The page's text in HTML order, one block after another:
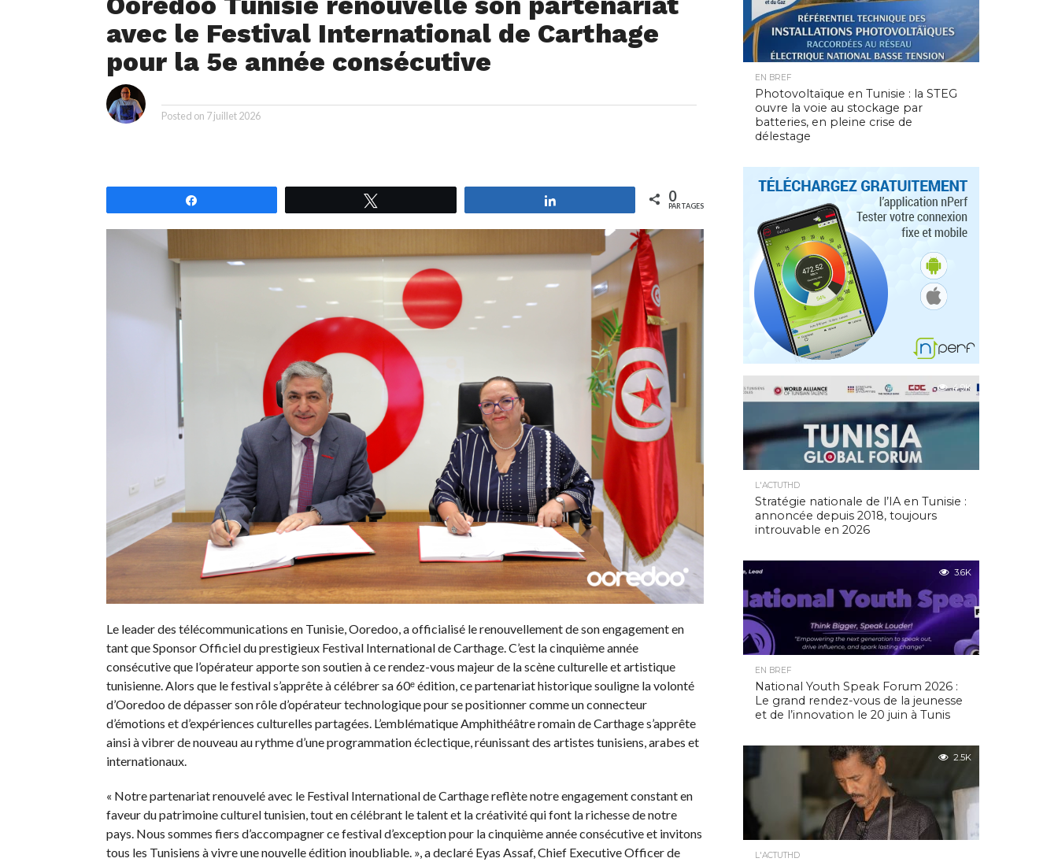
avec le Festival International de Carthage
pour la 5e année consécutive
Posted on 7 juillet 2026
0
PARTAGES
Le leader des télécommunications en Tunisie, Ooredoo, a officialisé le renouvellement de son engagement en
tant que Sponsor Officiel du prestigieux Festival International de Carthage. C’est la cinquième année
consécutive que l’opérateur apporte son soutien à ce rendez-vous majeur de la scène culturelle et artistique
tunisienne. Alors que le festival s’apprête à célébrer sa 60ᵉ édition, ce partenariat historique souligne la volonté
d’Ooredoo de dépasser son rôle d’opérateur technologique pour se positionner comme un connecteur
d’émotions et d’expériences culturelles partagées. L’emblématique Amphithéâtre romain de Carthage s’apprête
ainsi à vibrer de nouveau au rythme d’une programmation éclectique, réunissant des artistes tunisiens, arabes et
internationaux.
« Notre partenariat renouvelé avec le Festival International de Carthage reflète notre engagement constant en
faveur du patrimoine culturel tunisien, tout en célébrant le talent et la créativité qui font la richesse de notre
pays. Nous sommes fiers d’accompagner ce festival d’exception pour la cinquième année consécutive et invitons
tous les Tunisiens à vivre une nouvelle édition inoubliable. », a declaré Eyas Assaf, Chief Executive Officer de
EN BREF
Photovoltaïque en Tunisie : la STEG
ouvre la voie au stockage par
batteries, en pleine crise de
délestage
4.9K
L'ACTUTHD
Stratégie nationale de l’IA en Tunisie :
annoncée depuis 2018, toujours
introuvable en 2026
3.6K
EN BREF
National Youth Speak Forum 2026 :
Le grand rendez-vous de la jeunesse
et de l’innovation le 20 juin à Tunis
2.5K
L'ACTUTHD